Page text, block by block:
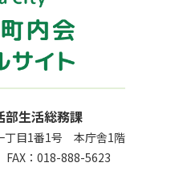
部生活総務課
丁目1番1号 本庁舎1階
FAX： 018-888-5623